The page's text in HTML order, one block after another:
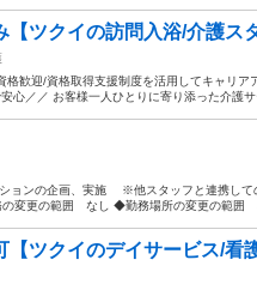
ツクイの訪問入浴/介護ス
歓迎/資格取得支援制度を活用してキャリア
／／ お客様一人ひとりに寄り添った介護サ
ョンの企画、実施 ※他スタッフと連携し
変更の範囲 なし ◆勤務場所の変更の範囲
ツクイのデイサービス/看